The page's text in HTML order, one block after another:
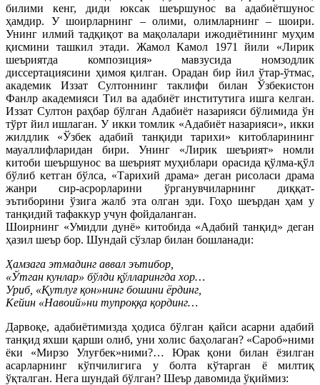
билими кенг, диди юксак шеършунос ва адабиётшунос
ҳамдир. У шоирларнинг – олими, олимларнинг – шоири.
Унинг илмий тадқиқот ва мақолалари ижодиётининг муҳим
қисмини ташкил этади. Жамол Камол 1971 йили «Лирик
шеъриятда композиция» мавзусида номзодлик
диссертациясини ҳимоя қилган. Орадан бир йил ўтар-ўтмас,
академик Иззат Султоннинг таклифи билан Ўзбекистон
Фанлр академияси Тил ва адабиёт институтига ишга келган.
Иззат Султон раҳбар бўлган Адабиёт назарияси бўлимида ўн
тўрт йил ишлаган. У икки томлик «Адабиёт назарияси», икки
жилдлик «Ўзбек адабий танқиди тарихи» китобларининг
мауаллифларидан бири. Унинг «Лирик шеърият» номли
китоби шеършунос ва шеърият муҳиблари орасида қўлма-қўл
бўлиб кетган бўлса, «Тарихий драма» деган рисоласи драма
жанри сир-асрорларини ўрганувчиларнинг диққат-
эътиборини ўзига жалб эта олган эди. Гоҳо шеърдан ҳам у
танқидий тафаккур учун фойдаланган.
Шоирнинг «Умидли дунё» китобида «Адабий танқид» деган
ҳазил шеър бор. Шундай сўзлар билан бошланади:
Ҳамзага этмадинг аввал эътибор,
«Ўтган кунлар» бўлди қўлларингда хор…
Уриб, «Қутлуғ қон»нинг бошини ёрдинг,
Кейин «Навоий»ни тупроққа қординг…
Дарвоқе, адабиётимизда ҳодиса бўлган қайси асарни адабий
танқид яхши қарши олиб, уни холис баҳолаган? «Сароб»ними
ёки «Мирзо Улуғбек»ними?… Юрак қони билан ёзилган
асарларнинг кўпчилигига у болта кўтарган ё милтиқ
ўқталган. Нега шундай бўлган? Шеър давомида ўқиймиз: